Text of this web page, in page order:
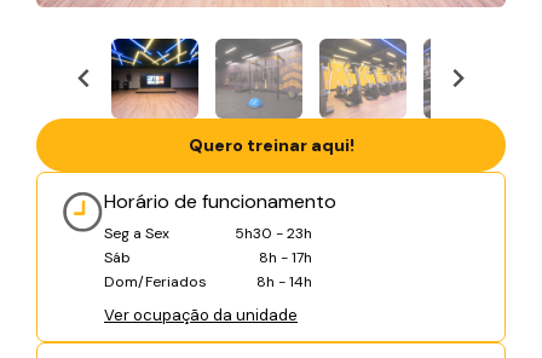
Horário de funcionamento
Seg a Sex
5h30 - 23h
Sáb
8h - 17h
Dom/Feriados
8h - 14h
Ver ocupação da unidade
Quero treinar aqui!